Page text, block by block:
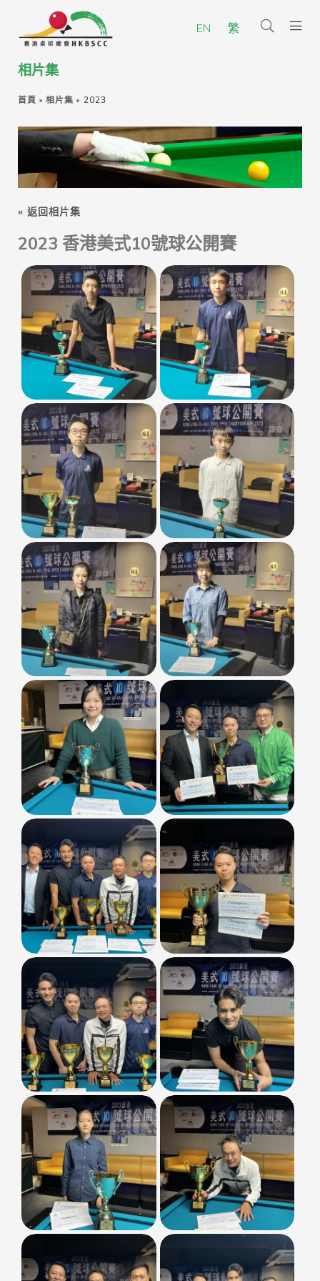
EN 繁
相片集
首頁 »相片集 » 2023
« 返回相片集
2023 香港美式10號球公開賽